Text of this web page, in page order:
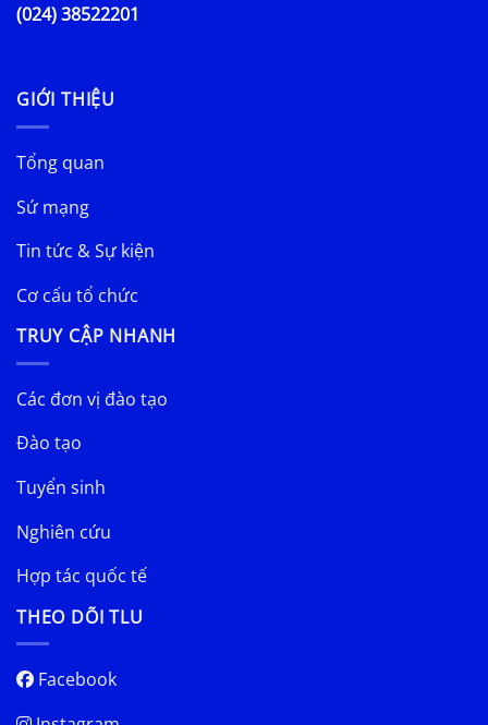
(024) 38522201
GIỚI THIỆU
Tổng quan
Sứ mạng
Tin tức & Sự kiện
Cơ cấu tổ chức
TRUY CẬP NHANH
Các đơn vị đào tạo
Đào tạo
Tuyển sinh
Nghiên cứu
Hợp tác quốc tế
THEO DÕI TLU
Facebook